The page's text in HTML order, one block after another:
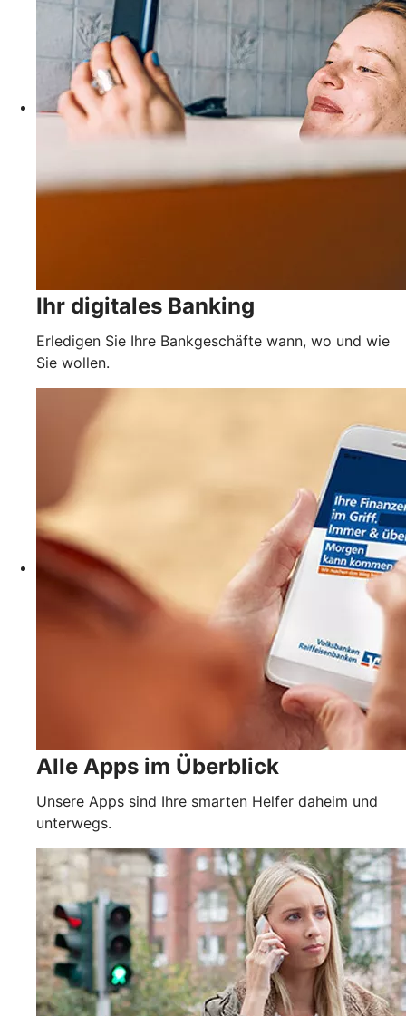
Ihr digitales Banking
Erledigen Sie Ihre Bankgeschäfte wann, wo und wie
Sie wollen.
Alle Apps im Überblick
Unsere Apps sind Ihre smarten Helfer daheim und
unterwegs.